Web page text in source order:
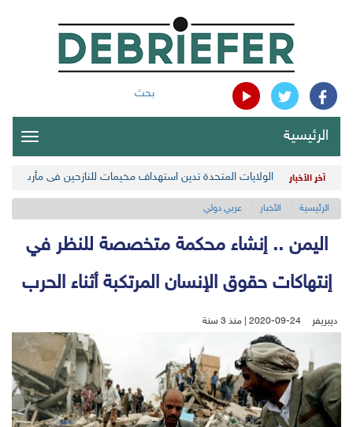
بحث
الرئيسية
آخر الأخبار الولايات المتحدة تدين استهداف مخيمات للنازحين في مأرب
الرئيسية الأخبار عربي دولي
اليمن .. إنشاء محكمة متخصصة للنظر في
إنتهاكات حقوق الإنسان المرتكبة أثناء الحرب
ديبريفر 2020-09-24 | منذ 3 سنة